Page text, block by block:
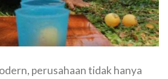
perusahaan tidak hanya